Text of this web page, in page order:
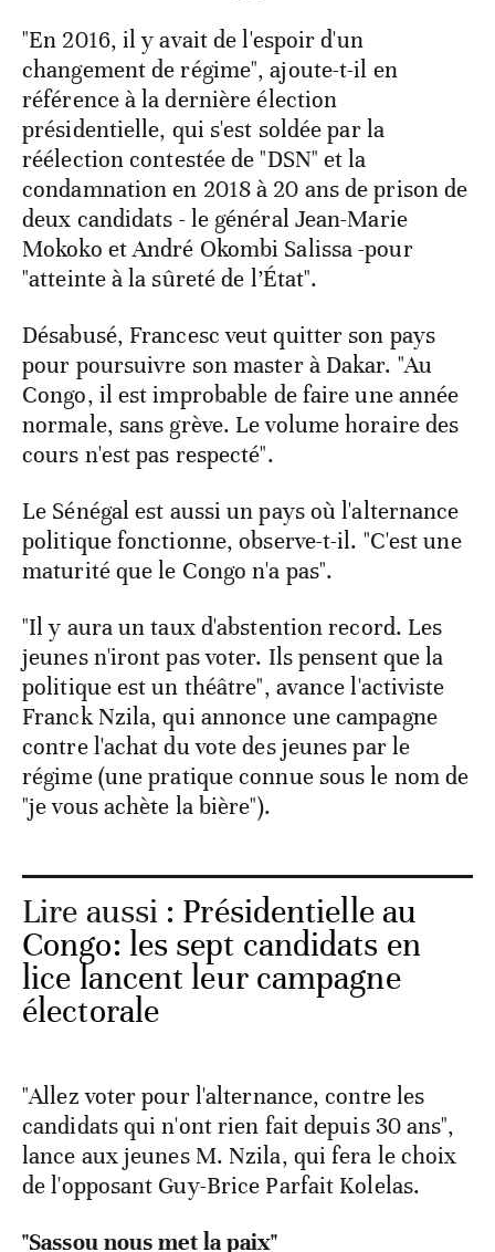
"En 2016, il y avait de l'espoir d'un
changement de régime", ajoute-t-il en
référence à la dernière élection
présidentielle, qui s'est soldée par la
réélection contestée de "DSN" et la
condamnation en 2018 à 20 ans de prison de
deux candidats - le général Jean-Marie
Mokoko et André Okombi Salissa -pour
"atteinte à la sûreté de l’État".
Désabusé, Francesc veut quitter son pays
pour poursuivre son master à Dakar. "Au
Congo, il est improbable de faire une année
normale, sans grève. Le volume horaire des
cours n'est pas respecté".
Le Sénégal est aussi un pays où l'alternance
politique fonctionne, observe-t-il. "C'est une
maturité que le Congo n'a pas".
"Il y aura un taux d'abstention record. Les
jeunes n'iront pas voter. Ils pensent que la
politique est un théâtre", avance l'activiste
Franck Nzila, qui annonce une campagne
contre l'achat du vote des jeunes par le
régime (une pratique connue sous le nom de
"je vous achète la bière").
Lire aussi : Présidentielle au
Congo: les sept candidats en
lice lancent leur campagne
électorale
"Allez voter pour l'alternance, contre les
candidats qui n'ont rien fait depuis 30 ans",
lance aux jeunes M. Nzila, qui fera le choix
de l'opposant Guy-Brice Parfait Kolelas.
"Sassou nous met la paix"